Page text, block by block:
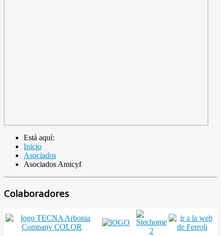
Está aquí:
Inicio
Asociados
Asociados Amicyf
Colaboradores